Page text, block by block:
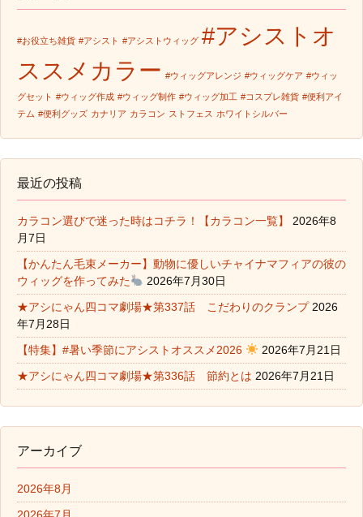
#お役立ち雑貨 #アシスト #アシストウィッグ #アシストオ
ススメカラー #ウィッグアレンジ #ウィッグケア #ウィッ
グセット #ウィッグ作成 #ウィッグ制作 #ウィッグ加工 #コスプレ雑貨 #便利アイ
テム #便利グッズ カナリア カラコン ストフェス ホワイトシルバー
最近の投稿
カラコン選びで迷った時はコチラ！【カラコン一覧】
2026年8
月7日
【かんたん毛束メーカー】動物に優しいチャイナマフィアの彼の
ウィッグを作ってみた
2026年7月30日
★アシにゃん四コマ劇場★第337話 こだわりのクランプ 2026
年7月28日
【特集】#暑い季節にアシストオススメ2026
2026年7月21日
★アシにゃん四コマ劇場★第336話 節約とは 2026年7月21日
アーカイブ
2026年8月
2026年7月